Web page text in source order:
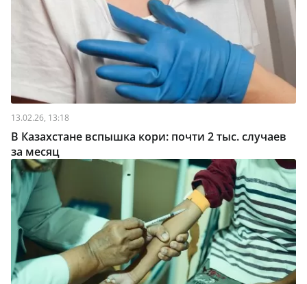
13.02.26, 13:18
В Казахстане вспышка кори: почти 2 тыс. случаев
за месяц